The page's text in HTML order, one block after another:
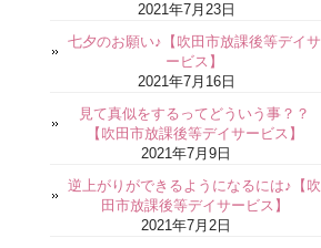
2021年7月23日
七夕のお願い♪【吹田市放課後等デイサ
ービス】
2021年7月16日
見て真似をするってどういう事？？
【吹田市放課後等デイサービス】
2021年7月9日
逆上がりができるようになるには♪【吹
田市放課後等デイサービス】
2021年7月2日